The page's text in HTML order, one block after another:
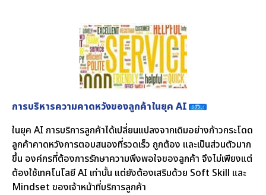
การบริหารความคาดหวังของลูกค้าในยุค AI
ในยุค AI การบริการลูกค้าได้เปลี่ยนแปลงจากเดิมอย่างก้าวกระโดด
ลูกค้าคาดหวังการตอบสนองที่รวดเร็ว ถูกต้อง และเป็นส่วนตัวมาก
ขึ้น องค์กรที่ต้องการรักษาความพึงพอใจของลูกค้า จึงไม่เพียงแต่
ต้องใช้เทคโนโลยี AI เท่านั้น แต่ยังต้องเสริมด้วย Soft Skill และ
Mindset ของเจ้าหน้าที่บริการลูกค้า